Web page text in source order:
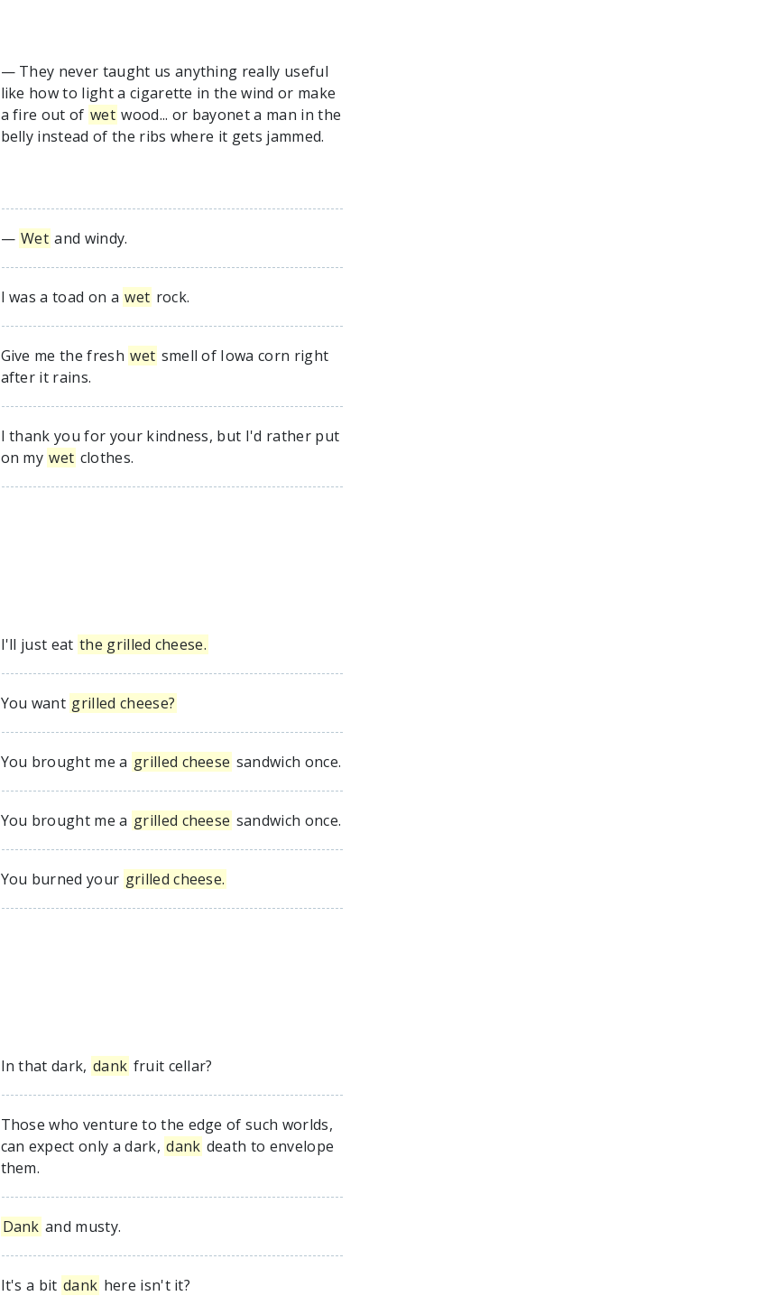
— They never taught us anything really useful
like how to light a cigarette in the wind or make
a fire out of wet wood... or bayonet a man in the
belly instead of the ribs where it gets jammed.
— Wet and windy.
I was a toad on a wet rock.
Give me the fresh wet smell of Iowa corn right
after it rains.
I thank you for your kindness, but I'd rather put
on my wet clothes.
I'll just eat the grilled cheese.
You want grilled cheese?
You brought me a grilled cheese sandwich once.
You brought me a grilled cheese sandwich once.
You burned your grilled cheese.
In that dark, dank fruit cellar?
Those who venture to the edge of such worlds,
can expect only a dark, dank death to envelope
them.
Dank and musty.
It's a bit dank here isn't it?